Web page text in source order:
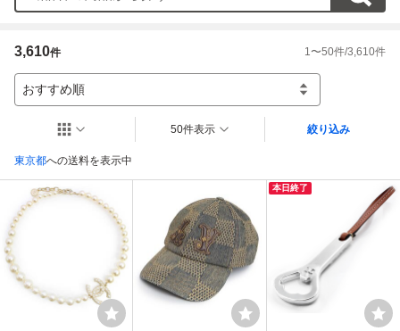
3,610件 1 〜50件/3,610件
おすすめ順
東京都への送料を表示中
50件表示 絞り込み
本日終了